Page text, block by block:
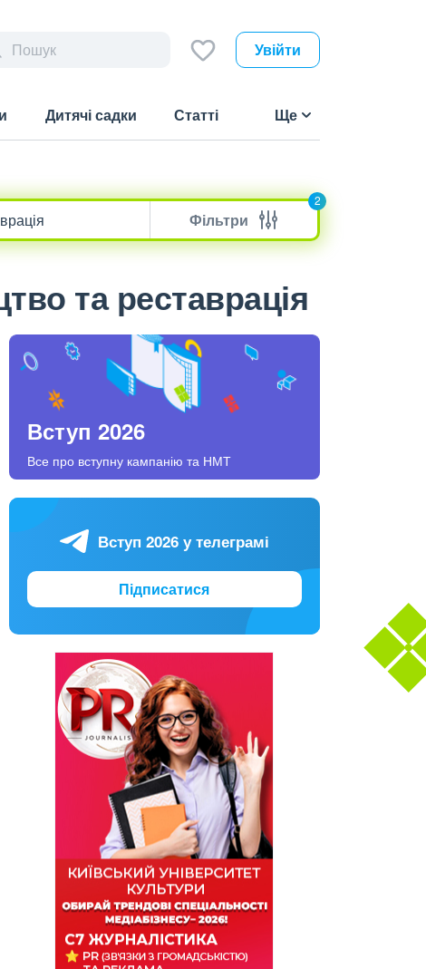
Увійти
Дитячі садки Статті Ще
Фільтри
2
та реставрація
Вступ 2026
Все про вступну кампанію та НМТ
Вступ 2026 у телеграмі
Підписатися